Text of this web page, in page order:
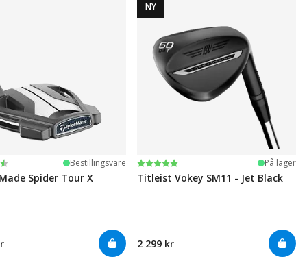
mulige Bestillingsvare
Spider Tour X
NY
Karakter:
5.0 av 5 mulige På lager
Titleist Vokey SM11 - Jet Black
2 299 kr